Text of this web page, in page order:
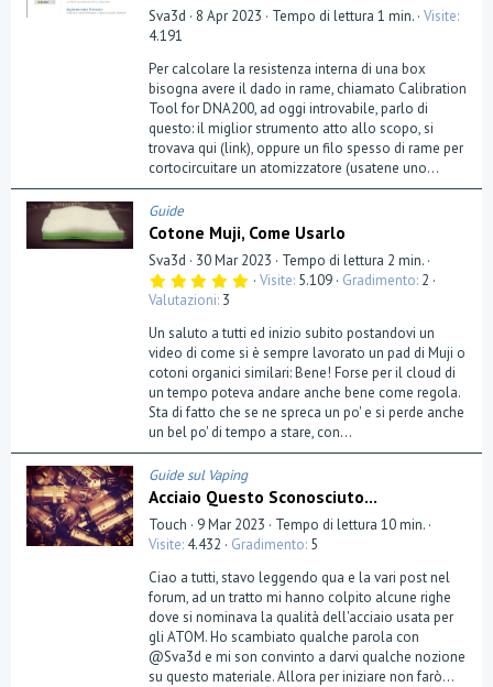
Sva3d 8 Apr 2023 Tempo di lettura 1 min. Visite
4.191
Per calcolare la resistenza interna di una box
bisogna avere il dado in rame, chiamato Calibration
Tool for DNA200, ad oggi introvabile, parlo di
questo: il miglior strumento atto allo scopo, si
trovava qui (link), oppure un filo spesso di rame per
cortocircuitare un atomizzatore (usatene uno...
Guide
Cotone Muji, Come Usarlo
Sva3d 30 Mar 2023
Tempo di lettura 2 min.
5
s
e
l
l
a
(
e
)
Visite 5.109 Gradimento 2
Valutazioni 3
Un saluto a tutti ed inizio subito postandovi un
video di come si è sempre lavorato un pad di Muji o
cotoni organici similari: Bene! Forse per il cloud di
un tempo poteva andare anche bene come regola.
Sta di fatto che se ne spreca un po' e si perde anche
un bel po' di tempo a stare, con...
Guide sul Vaping
Acciaio Questo Sconosciuto...
Touch 9 Mar 2023
Tempo di lettura 10 min.
Visite 4.432 Gradimento 5
Ciao a tutti, stavo leggendo qua e la vari post nel
forum, ad un tratto mi hanno colpito alcune righe
dove si nominava la qualità dell'acciaio usata per
gli ATOM. Ho scambiato qualche parola con
@Sva3d e mi son convinto a darvi qualche nozione
su questo materiale. Allora per iniziare non farò...